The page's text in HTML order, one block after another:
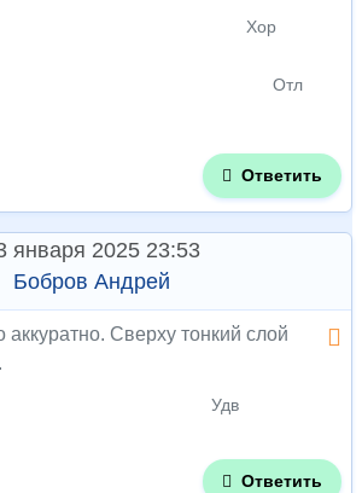
Хор
Отл
Ответить
января 2025 23:53
Бобров Андрей
аккуратно. Сверху тонкий слой
Удв
Ответить